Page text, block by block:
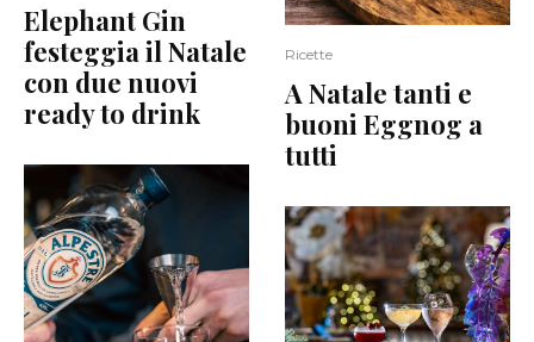
Elephant Gin
festeggia il Natale
con due nuovi
ready to drink
Ricette
A Natale tanti e
buoni Eggnog a
tutti